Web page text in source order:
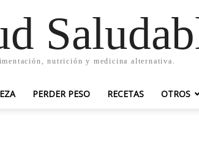
nutrición y medicina alternativa.
PERDER PESO RECETAS OTROS